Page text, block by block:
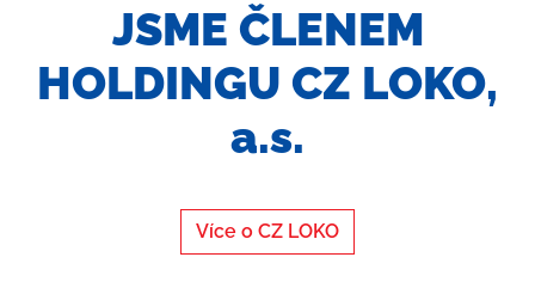
JSME ČLENEM
HOLDINGU CZ LOKO,
a.s.
Více o CZ LOKO